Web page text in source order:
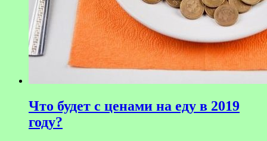
Что будет с ценами на еду в 2019
году?